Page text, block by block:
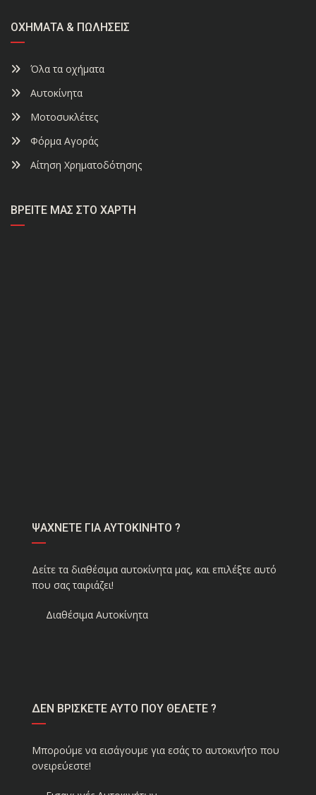
ΟΧΉΜΑΤΑ & ΠΩΛΉΣΕΙΣ
Όλα τα οχήματα
Αυτοκίνητα
Μοτοσυκλέτες
Φόρμα Αγοράς
Αίτηση Χρηματοδότησης
ΒΡΕΊΤΕ ΜΑΣ ΣΤΟ ΧΆΡΤΗ
ΨΑΧΝΕΤΕ ΓΙΑ ΑΥΤΟΚΙΝΗΤΟ ?
Δείτε τα διαθέσιμα αυτοκίνητα μας, και επιλέξτε αυτό
που σας ταιριάζει!
Διαθέσιμα Αυτοκίνητα
ΔΕΝ ΒΡΙΣΚΕΤΕ ΑΥΤΟ ΠΟΥ ΘΕΛΕΤΕ ?
Μπορούμε να εισάγουμε για εσάς το αυτοκινήτο που
ονειρεύεστε!